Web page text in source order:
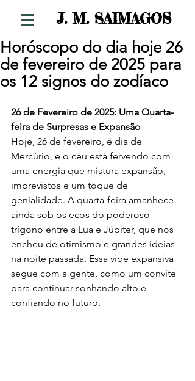
J. M. SAIMAGOS
Horóscopo do dia hoje 26
de fevereiro de 2025 para
os 12 signos do zodíaco
26 de Fevereiro de 2025: Uma Quarta-
feira de Surpresas e Expansão
Hoje, 26 de fevereiro, é dia de
Mercúrio, e o céu está fervendo com
uma energia que mistura expansão,
imprevistos e um toque de
genialidade. A quarta-feira amanhece
ainda sob os ecos do poderoso
trígono entre a Lua e Júpiter, que nos
encheu de otimismo e grandes ideias
na noite passada. Essa vibe expansiva
segue com a gente, como um convite
para continuar sonhando alto e
confiando no futuro.